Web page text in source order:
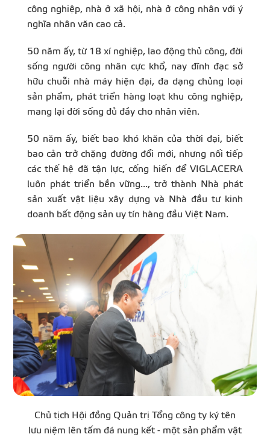
công nghiệp, nhà ở xã hội, nhà ở công nhân với ý
nghĩa nhân văn cao cả.
50 năm ấy, từ 18 xí nghiệp, lao động thủ công, đời
sống người công nhân cực khổ, nay đĩnh đạc sở
hữu chuỗi nhà máy hiện đại, đa dạng chủng loại
sản phẩm, phát triển hàng loạt khu công nghiệp,
mang lại đời sống đủ đầy cho nhân viên.
50 năm ấy, biết bao khó khăn của thời đại, biết
bao cản trở chặng đường đổi mới, nhưng nối tiếp
các thế hệ đã tận lực, cống hiến để VIGLACERA
luôn phát triển bền vững..., trở thành Nhà phát
sản xuất vật liệu xây dựng và Nhà đầu tư kinh
doanh bất động sản uy tín hàng đầu Việt Nam.
Chủ tịch Hội đồng Quản trị Tổng công ty ký tên
lưu niệm lên tấm đá nung kết - một sản phẩm vật